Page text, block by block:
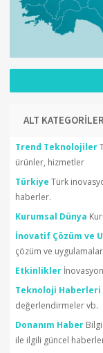
ALT KATEGORİLER
Trend Teknolojiler
ürünler, hizmetler
Türkiye Türk
haberler.
Kurumsal Dünya
İnovatif Çözüm ve
çözüm ve uygulamalar
Etkinlikler
Teknoloji Haberleri
değerlendirmeler vb.
Donanım Haber
ile ilgili güncel